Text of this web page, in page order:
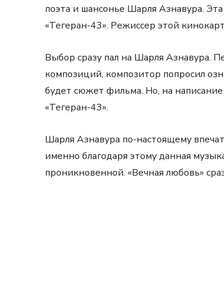
поэта и шансонье Шарля Азнавура.
«Тегеран-43». Режиссер этой
Выбор сразу пал на Шарля Азнавура.
композиций, композитор попросил
будет сюжет фильма. Но, на
«Тегеран-43».
Шарля Азнавура по-настоящему
именно благодаря этому данная
проникновенной. «Вечная любовь»